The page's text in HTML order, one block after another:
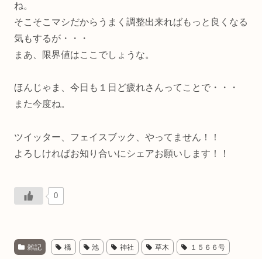
ね。
そこそこマシだからうまく調整出来ればもっと良くなる
気もするが・・・
まあ、限界値はここでしょうな。
ほんじゃま、今日も１日ど疲れさんってことで・・・
また今度ね。
ツイッター、フェイスブック、やってません！！
よろしければお知り合いにシェアお願いします！！
0
雑記 橋 池 神社 草木 １５６６号